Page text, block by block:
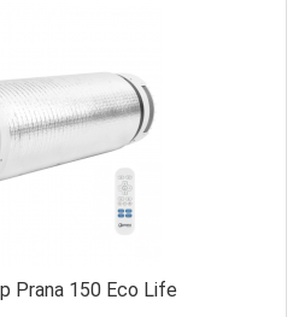
Prana 150 Eco Life